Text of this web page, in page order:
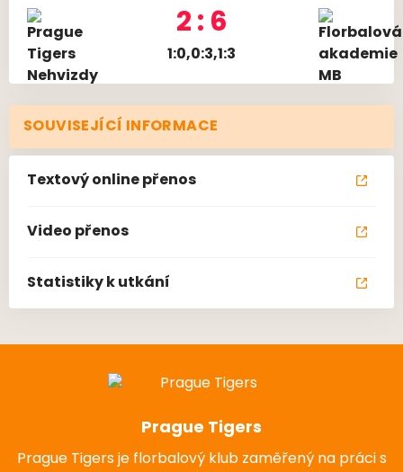
2 : 6
1:0,0:3,1:3
SOUVISEJÍCÍ INFORMACE
Textový online přenos
Video přenos
Statistiky k utkání
Prague Tigers
Prague Tigers je florbalový klub zaměřený na práci s